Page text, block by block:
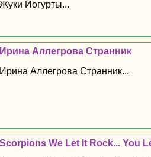
Жуки Йогурты...
Ирина Аллегрова Странник
Ирина Аллегрова Странник...
Scorpions We Let It Rock... You